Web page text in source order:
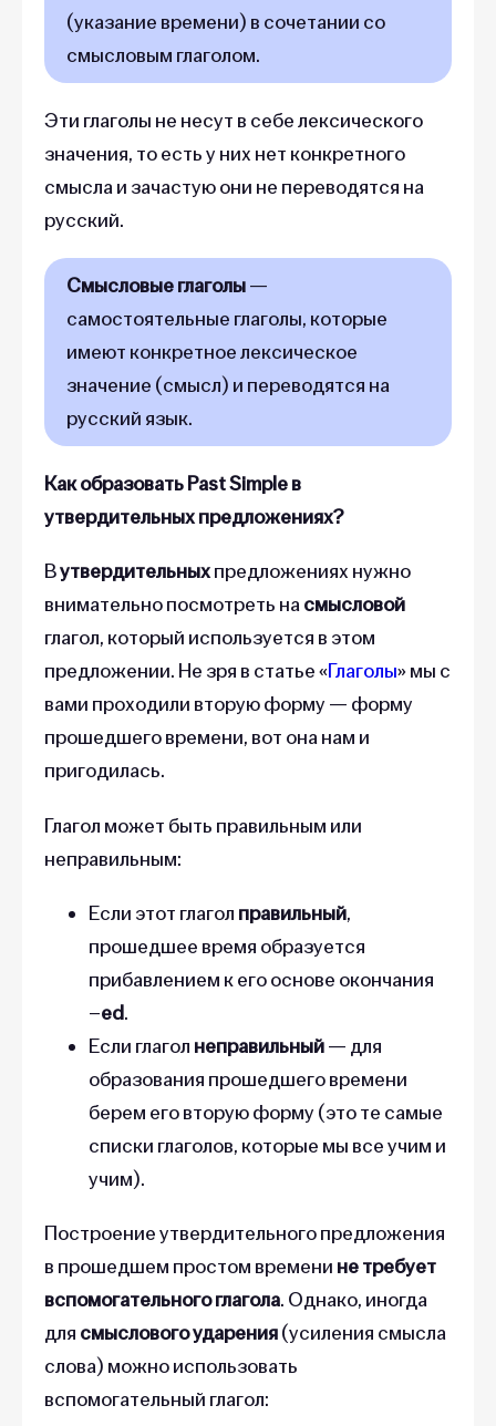
(указание времени) в сочетании со
смысловым глаголом.
Эти глаголы не несут в себе лексического
значения, то есть у них нет конкретного
смысла и зачастую они не переводятся на
русский.
Смысловые глаголы—
самостоятельные глаголы, которые
имеют конкретное лексическое
значение (смысл) и переводятся на
русский язык.
Как образовать Past Simple в
утвердительных предложениях?
Вутвердительныхпредложениях нужно
внимательно посмотреть насмысловой
глагол, который используется в этом
предложении. Не зря в статье «Глаголы» мы с
вами проходили вторую форму — форму
прошедшего времени, вот она нам и
пригодилась.
Глагол может быть правильным или
неправильным:
Если этот глагол правильный,
прошедшее время образуется
прибавлением к его основе окончания
–ed.
Если глагол неправильный— для
образования прошедшего времени
берем его вторую форму (это те самые
списки глаголов, которые мы все учим и
учим).
Построение утвердительного предложения
в прошедшем простом времени не требует
вспомогательного глагола. Однако, иногда
для смыслового ударения(усиления смысла
слова) можно использовать
вспомогательный глагол: